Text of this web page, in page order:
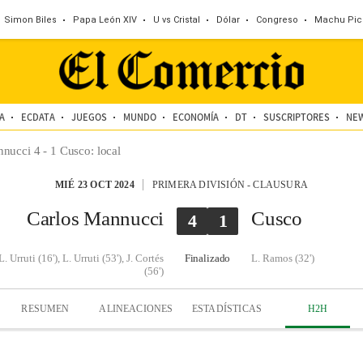
Simon Biles Papa León XIV U vs Cristal Dólar Congreso Machu
ECDATA JUEGOS MUNDO ECONOMÍA DT SUSCRIPTORES
4 - 1 Cusco: local
MIÉ 23 OCT 2024 PRIMERA DIVISIÓN-CLAUSURA
Carlos Mannucci
Urruti (16'), L. Urruti (53'), J. Cortés
(56')
4 1
Finalizado
Cusco
L. Ramos (32')
RESUMEN ALINEACIONES ESTADÍSTICAS H2H